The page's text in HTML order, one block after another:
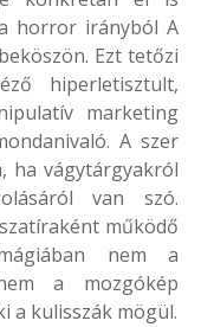
horror irányból A
Ezt tetőzi
hiperletisztult,
marketing
A szer
ha vágytárgyakról
van szó.
működő
nem a
a mozgókép
a kulisszák mögül.